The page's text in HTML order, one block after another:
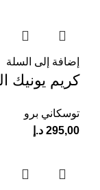
إضافة إلى السلة
كريم يونيك
توسكاني برو
295,00 د.إ